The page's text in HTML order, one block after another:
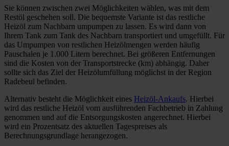
Sie können zwischen zwei Möglichkeiten wählen, was mit dem
Restöl geschehen soll. Die bequemste Variante ist das restliche
Heizöl zum Nachbarn umpumpen zu lassen. Es wird dann von
Ihrem Tank zum Tank des Nachbarn transportiert und umgefüllt. Für
das Umpumpen von restlichen Heizölmengen werden häufig
Pauschalen je 1.000 Litern berechnet. Bei größeren Entfernungen
sind die Kosten von der Transportstrecke (km) abhängig. Daher
sollte sich das Ziel der Heizölumfüllung möglichst in der Region
Radebeul befinden.
Alternativ besteht die Möglichkeit eines Heizöl-Ankaufs. Hierbei
wird das restliche Heizöl vom ausführenden Fachbetrieb in Zahlung
genommen und auf die Entsorgungskosten angerechnet. Hierbei
wird ein Prozentsatz des aktuellen Tagespreises als
Berechnungsgrundlage herangezogen.